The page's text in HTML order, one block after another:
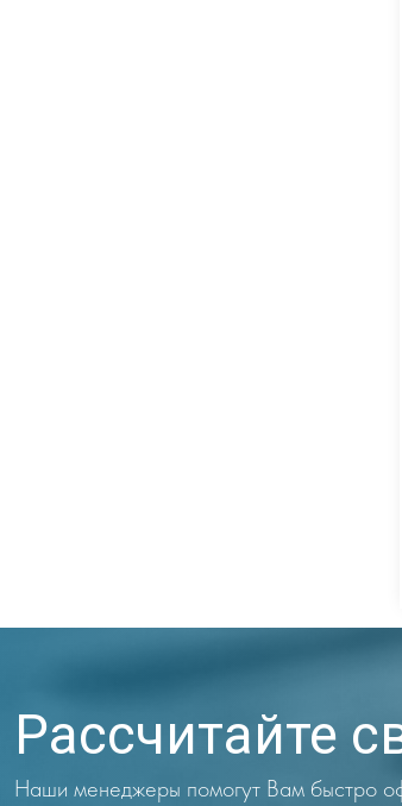
Рассчитайте
Наши менеджеры помогут Вам быстро